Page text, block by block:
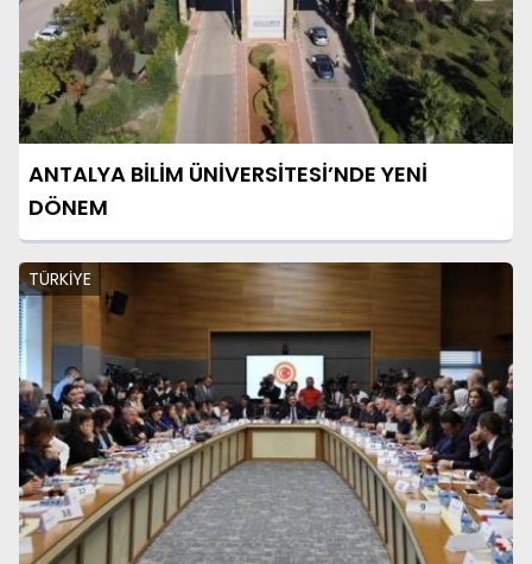
ANTALYA BİLİM ÜNİVERSİTESİ’NDE YENİ
DÖNEM
TÜRKİYE